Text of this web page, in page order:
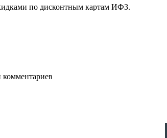
по дисконтным картам ИФЗ.
комментариев